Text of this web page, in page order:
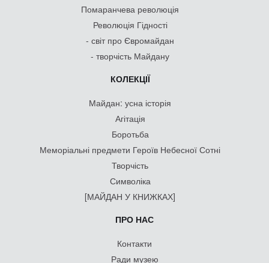
Помаранчева революція
Революція Гідності
- світ про Євромайдан
- творчість Майдану
КОЛЕКЦІЇ
Майдан: усна історія
Агітація
Боротьба
Меморіальні предмети Героїв Небесної Сотні
Творчість
Символіка
[МАЙДАН У КНИЖКАХ]
ПРО НАС
Контакти
Ради музею